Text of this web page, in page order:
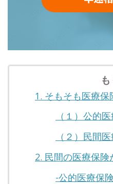
1. そもそも医療保
（１）公的
（２）民間
2. 民間の医療保
-公的医療保